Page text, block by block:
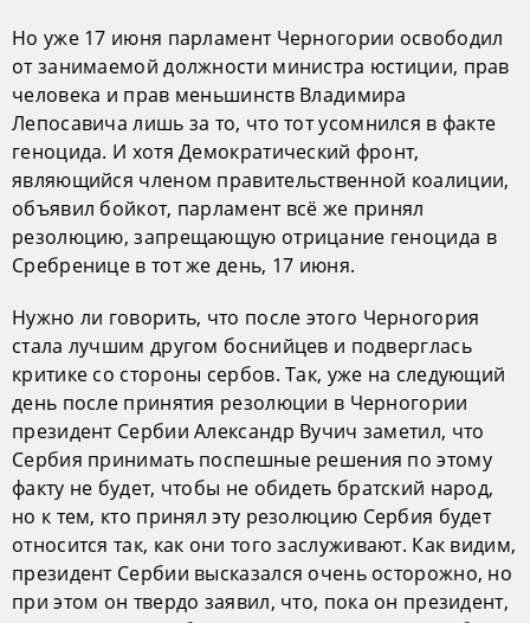
Но уже 17 июня парламент Черногории освободил
от занимаемой должности министра юстиции, прав
человека и прав меньшинств Владимира
Лепосавича лишь за то, что тот усомнился в факте
геноцида. И хотя Демократический фронт,
являющийся членом правительственной коалиции,
объявил бойкот, парламент всё же принял
резолюцию, запрещающую отрицание геноцида в
Сребренице в тот же день, 17 июня.
Нужно ли говорить, что после этого Черногория
стала лучшим другом боснийцев и подверглась
критике со стороны сербов. Так, уже на следующий
день после принятия резолюции в Черногории
президент Сербии Александр Вучич заметил, что
Сербия принимать поспешные решения по этому
факту не будет, чтобы не обидеть братский народ,
но к тем, кто принял эту резолюцию Сербия будет
относится так, как они того заслуживают. Как видим,
президент Сербии высказался очень осторожно, но
при этом он твердо заявил, что, пока он президент,